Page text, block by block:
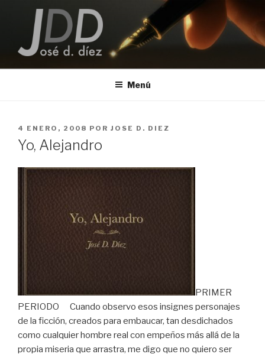
contenido
JOSE D. DIEZ
Menú
PUBLICADO
EL
4 ENERO, 2008 POR JOSE D. DIEZ
Yo, Alejandro
PRIMER
PERIODO Cuando observo esos insignes personajes
de la ficción, creados para embaucar, tan desdichados
como cualquier hombre real con empeños más allá de la
propia miseria que arrastra, me digo que no quiero ser